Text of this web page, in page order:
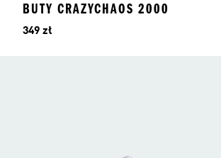
BUTY CRAZYCHAOS 2000
Cena
349 zł